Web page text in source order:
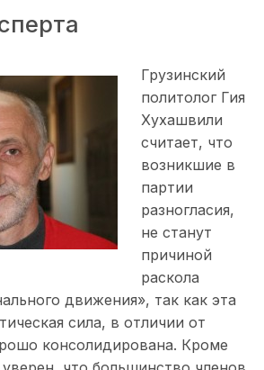
Грузинский
политолог Гия
Хухашвили
считает, что
возникшие в
партии
разногласия,
не станут
причиной
раскола
движения», так как эта
сила, в отличии от
консолидирована. Кроме